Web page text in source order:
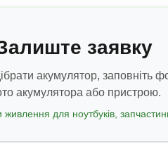
заявку
акумулятор, заповніть
акумулятора або пристрою.
живлення для ноутбуків,